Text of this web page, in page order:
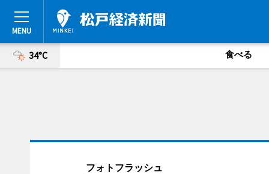
34°C 食べる
フォトフラッシュ